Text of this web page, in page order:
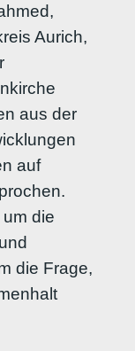
Aurich,
aus der
auf
die
die Frage,